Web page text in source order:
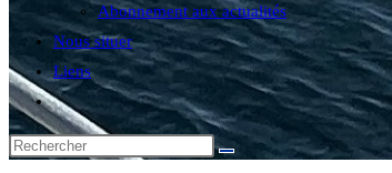
Abonnement aux actualités
Nous situer
Liens
Toggle
website
search